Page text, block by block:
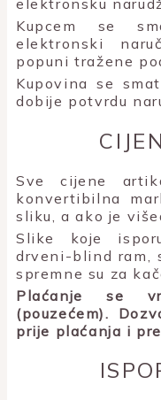
Kupcem se
elektronski
popuni tražene
Kupovina se
dobije potvrdu
Sve cijene
konvertibilna
sliku, a ako je
Slike koje
drveni-blind ram,
spremne su za
Plaćanje se
(pouzećem).
prije plaćanja i